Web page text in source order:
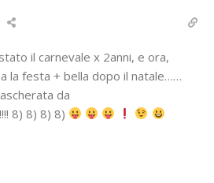
il carnevale x 2anni, e ora,
la festa + bella dopo il natale……
da
8) 8) 8) 8)